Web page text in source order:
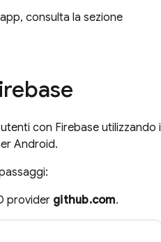
consulta la sezione
con Firebase utilizzando i
Android.
provider github.com.